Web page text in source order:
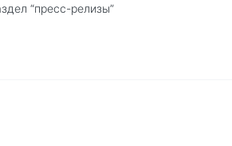
“пресс-релизы”